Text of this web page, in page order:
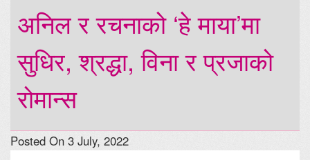
अनिल र रचनाको ‘हे माया’मा
सुधिर, श्रद्धा, विना र प्रजाको
रोमान्स
Posted On 3 July, 2022